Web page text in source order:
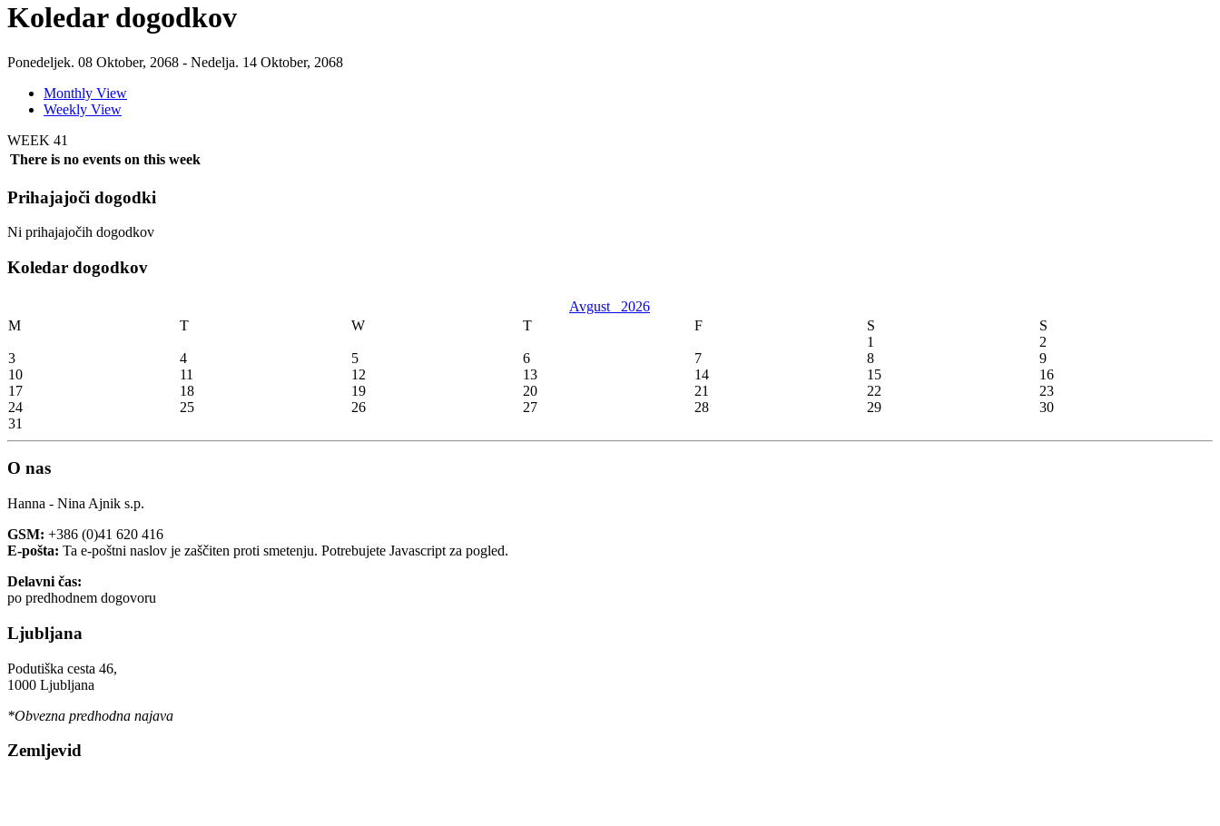
Koledar dogodkov
Ponedeljek. 08 Oktober, 2068 - Nedelja. 14 Oktober, 2068
Monthly View
Weekly View
WEEK 41
There is no events on this week
Prihajajoči dogodki
Ni prihajajočih dogodkov
Koledar dogodkov
Avgust 2026
M
T W T F S
S
1
2
3
4 5 6 7 8
9
10
11 12 13 14 15
16
17
18 19 20 21 22
23
24
25 26 27 28 29
30
31
O nas
Hanna - Nina Ajnik s.p.
GSM: +386 (0)41 620 416
E-pošta: Ta e-poštni naslov je zaščiten proti smetenju. Potrebujete Javascript za pogled.
Delavni čas:
po predhodnem dogovoru
Ljubljana
Podutiška cesta 46,
1000 Ljubljana
*Obvezna predhodna najava
Zemljevid